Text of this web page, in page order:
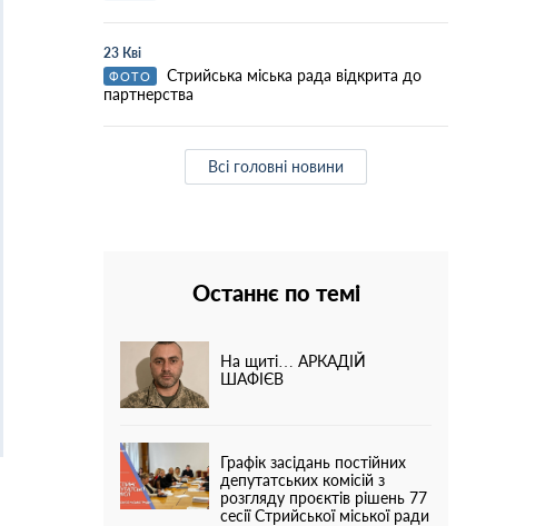
23 Кві
ФОТО
Стрийська міська рада відкрита до
партнерства
Всі головні новини
Останнє по темі
На щиті… АРКАДІЙ
ШАФІЄВ
Графік засідань постійних
депутатських комісій з
розгляду проєктів рішень 77
сесії Стрийської міської ради